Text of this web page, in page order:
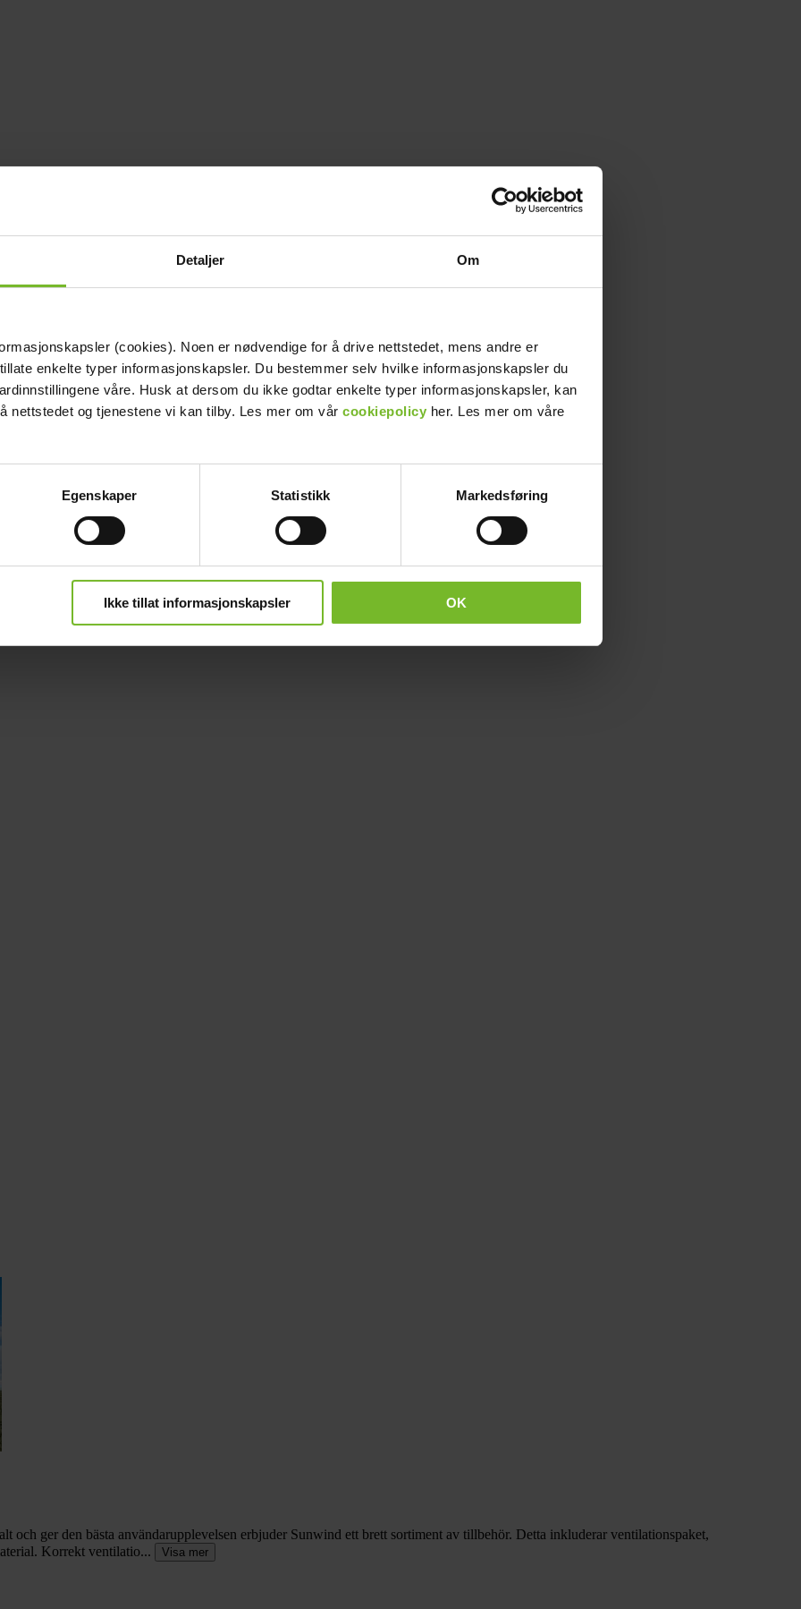
Detaljer Om
(cookies). Noen er nødvendige for å drive nettstedet, mens andre er
enkelte typer informasjonskapsler. Du bestemmer selv hvilke informasjonskapsler du
våre. Husk at dersom du ikke godtar enkelte typer informasjonskapsler, kan
nettstedet og tjenestene vi kan tilby. Les mer om vår cookiepolicy her. Les mer om våre
Egenskaper Statistikk Markedsføring
Ikke tillat informasjonskapsler OK
och ger den bästa användarupplevelsen erbjuder Sunwind ett brett sortiment av tillbehör. Detta inkluderar ventilationspaket,
Korrekt ventilatio...
Visa mer